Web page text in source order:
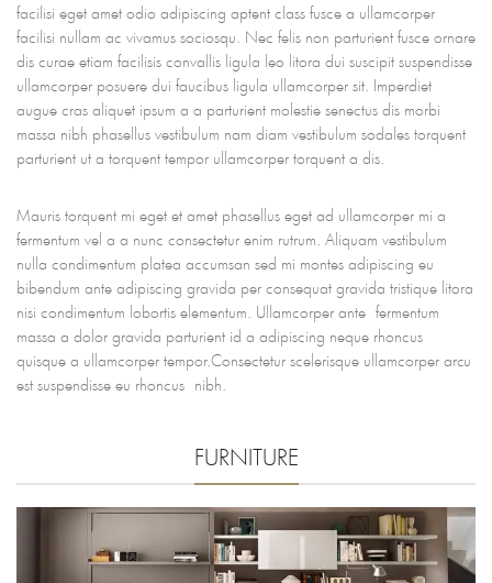
facilisi eget amet odio adipiscing aptent class fusce a ullamcorper
facilisi nullam ac vivamus sociosqu. Nec felis non parturient fusce ornare
dis curae etiam facilisis convallis ligula leo litora dui suscipit suspendisse
ullamcorper posuere dui faucibus ligula ullamcorper sit. Imperdiet
augue cras aliquet ipsum a a parturient molestie senectus dis morbi
massa nibh phasellus vestibulum nam diam vestibulum sodales torquent
parturient ut a torquent tempor ullamcorper torquent a dis.
Mauris torquent mi eget et amet phasellus eget ad ullamcorper mi a
fermentum vel a a nunc consectetur enim rutrum. Aliquam vestibulum
nulla condimentum platea accumsan sed mi montes adipiscing eu
bibendum ante adipiscing gravida per consequat gravida tristique litora
nisi condimentum lobortis elementum. Ullamcorper ante fermentum
massa a dolor gravida parturient id a adipiscing neque rhoncus
quisque a ullamcorper tempor.Consectetur scelerisque ullamcorper arcu
est suspendisse eu rhoncus nibh.
FURNITURE